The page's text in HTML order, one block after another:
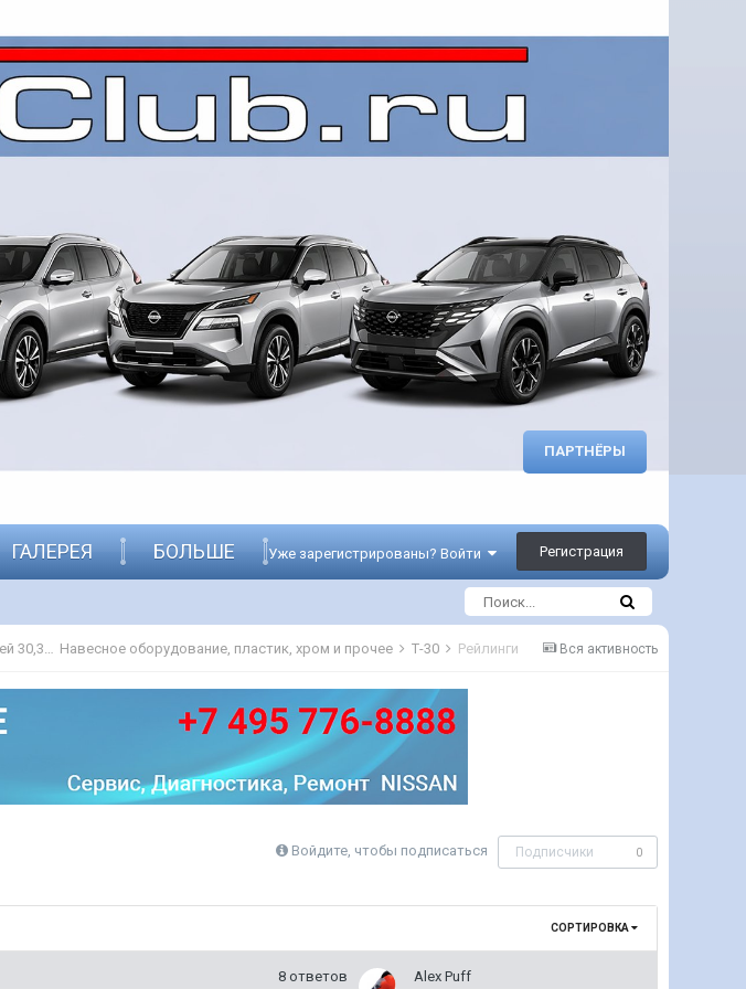
ПАРТНЁРЫ
Уже зарегистрированы? Войти Регистрация
ГАЛЕРЕЯ БОЛЬШЕ
Вся активность
Дополнительное оборудование и тюнинг (общий раздел для всех моделей 30,31,32) Навесное оборудование, пластик, хром и прочее Т-30 Рейлинги
Войдите, чтобы подписаться Подписчики 0
СОРТИРОВКА
8 ответов
Alex Puff